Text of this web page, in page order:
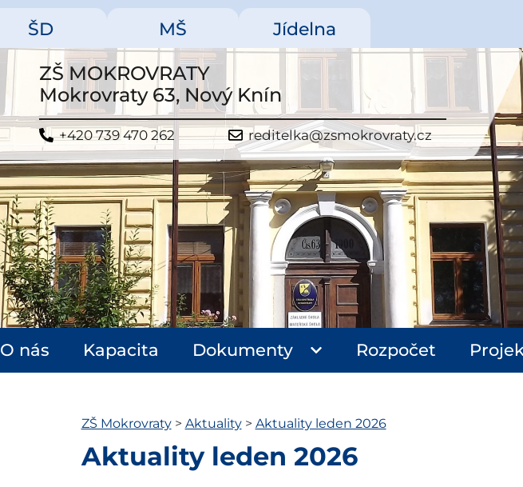
ŠD MŠ Jídelna
ZŠ MOKROVRATY
Mokrovraty 63, Nový Knín
+420 739 470 262 reditelka@zsmokrovraty.cz
O nás Kapacita Dokumenty Rozpočet
ZŠ Mokrovraty> Aktuality> Aktuality leden 2026
Aktuality leden 2026